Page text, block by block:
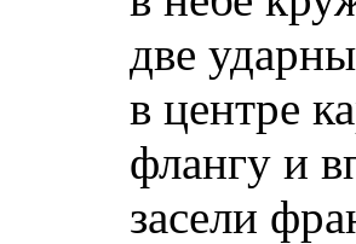
две
в центре
флангу и
засели